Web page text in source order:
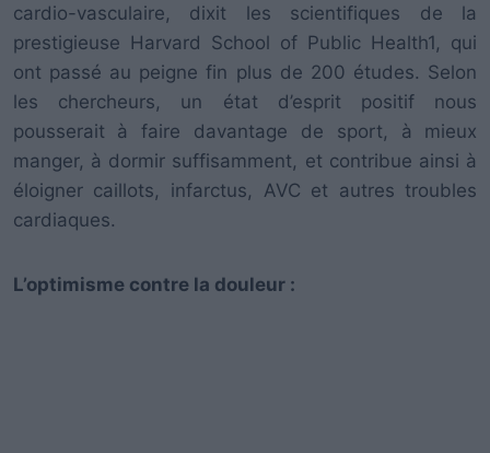
cardio-vasculaire, dixit les scientifiques de la
prestigieuse Harvard School of Public Health1, qui
ont passé au peigne fin plus de 200 études. Selon
les chercheurs, un état d’esprit positif nous
pousserait à faire davantage de sport, à mieux
manger, à dormir suffisamment, et contribue ainsi à
éloigner caillots, infarctus, AVC et autres troubles
cardiaques.
L’optimisme contre la douleur :